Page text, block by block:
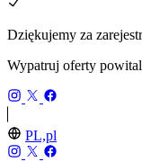
Dziękujemy za
Wypatruj oferty
PL,pl